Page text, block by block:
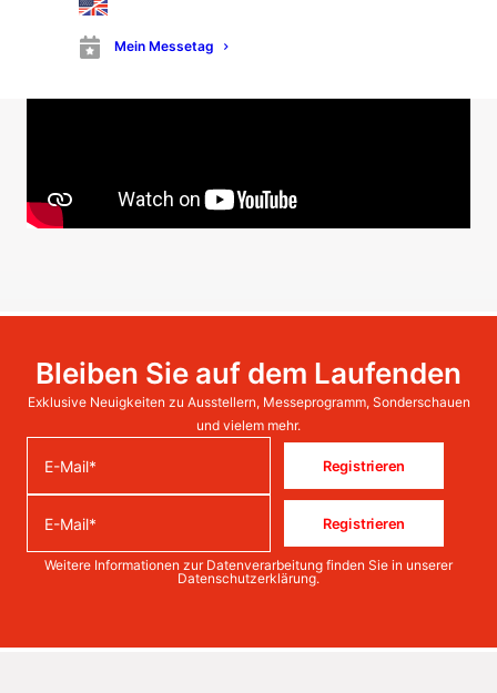
Mein Messetag
Bleiben Sie auf dem Laufenden
Exklusive Neuigkeiten zu Ausstellern, Messeprogramm, Sonderschauen
und vielem mehr.
Registrieren
Registrieren
Weitere Informationen zur Datenverarbeitung finden Sie in unserer
Datenschutzerklärung.